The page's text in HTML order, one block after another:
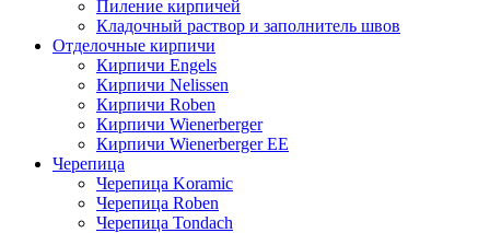
Пиление кирпичей
Кладочный раствор и заполнитель швов
Отделочные кирпичи
Кирпичи Engels
Кирпичи Nelissen
Кирпичи Roben
Кирпичи Wienerberger
Кирпичи Wienerberger EE
Черепица
Черепица Koramic
Черепица Roben
Черепица Tondach